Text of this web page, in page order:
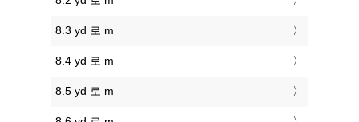
8.3 yd 로 m
8.4 yd 로 m
8.5 yd 로 m